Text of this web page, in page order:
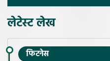
लेटेस्ट लेख
फिटनेस